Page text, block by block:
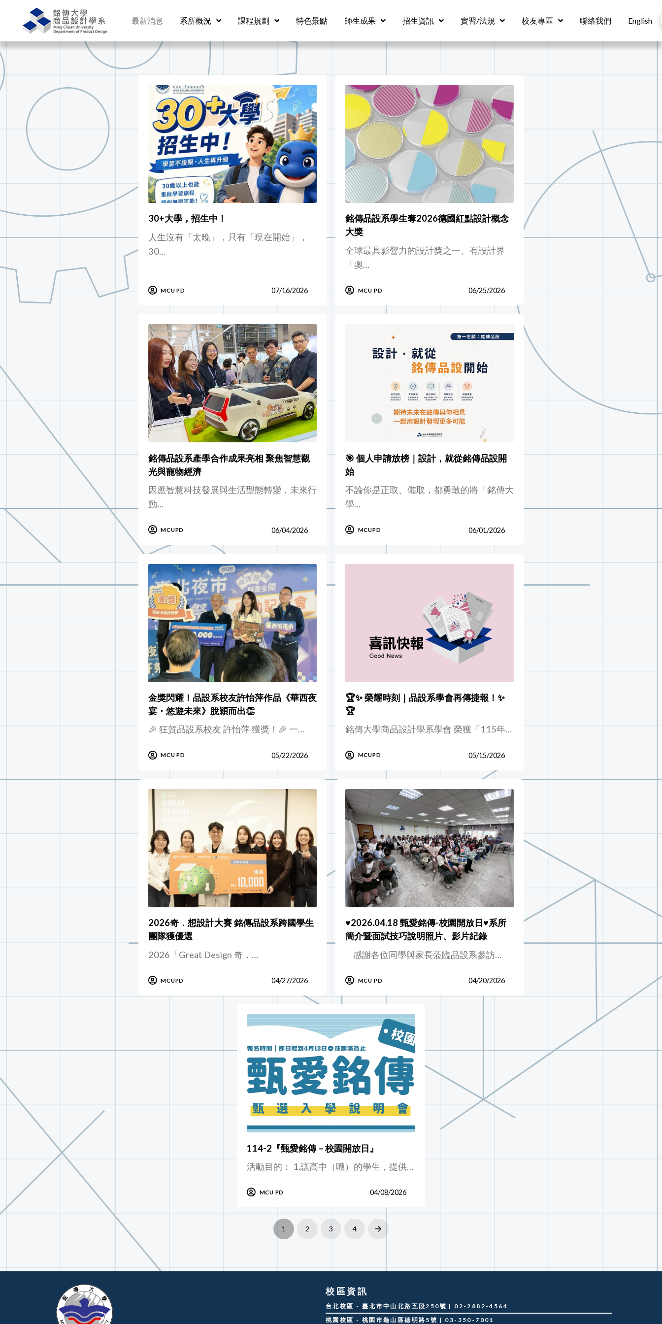
最新消息 系所概況 課程規劃 特色景點 師生成果 招生資訊 實習/法規 校友專區 聯絡我們 English
30+大學，招生中！
人生沒有「太晚」，只有「現在開始」，
30…
MCU PD 07/16/2026
銘傳品設系學生奪2026德國紅點設計概念
大獎
全球最具影響力的設計獎之一、有設計界
「奧…
MCU PD 06/25/2026
銘傳品設系產學合作成果亮相 聚焦智慧觀
光與寵物經濟
因應智慧科技發展與生活型態轉變，未來行
動…
MCUPD 06/04/2026
🎯 個人申請放榜｜設計，就從銘傳品設開
始
不論你是正取、備取，都勇敢的將「銘傳大
學…
MCUPD 06/01/2026
金獎閃耀！品設系校友許怡萍作品《華西夜
宴・悠遊未來》脫穎而出👏
🎉 狂賀品設系校友 許怡萍 獲獎！🎉 一…
MCU PD 05/22/2026
🏆✨ 榮耀時刻｜品設系學會再傳捷報！✨
🏆
銘傳大學商品設計學系學會 榮獲「115年…
MCUPD 05/15/2026
2026奇．想設計大賽 銘傳品設系跨國學生
團隊獲優選
2026「Great Design 奇．…
MCUPD 04/27/2026
♥️2026.04.18 甄愛銘傳-校園開放日♥️系所
簡介暨面試技巧說明照片、影片紀錄
感謝各位同學與家長蒞臨品設系參訪…
MCU PD 04/20/2026
114-2『甄愛銘傳－校園開放日』
活動目的： 1.讓高中（職）的學生，提供…
MCU PD 04/08/2026
1 2 3 4 Next
校區資訊
台北校區 - 臺北市中山北路五段250號 | 02-2882-4564
桃園校區 - 桃園市龜山區德明路5號 | 03-350-7001